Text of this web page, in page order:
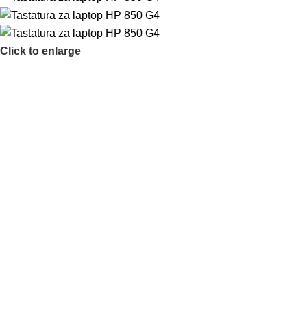
Click to enlarge